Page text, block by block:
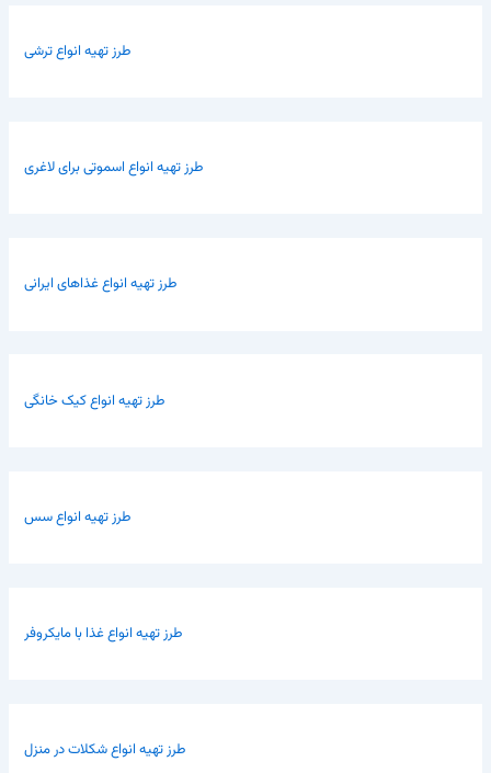
طرز تهیه انواع ترشی
طرز تهیه انواع اسموتی برای لاغری
طرز تهیه انواع غذاهای ایرانی
طرز تهیه انواع کیک خانگی
طرز تهیه انواع سس
طرز تهیه انواع غذا با مایکروفر
طرز تهیه انواع شکلات در منزل